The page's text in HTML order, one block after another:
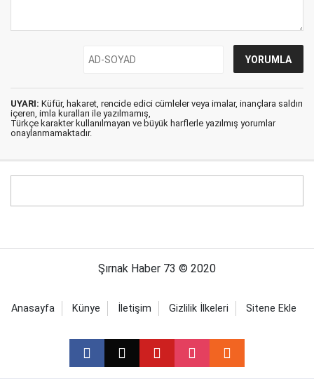
UYARI: Küfür, hakaret, rencide edici cümleler veya imalar, inançlara saldırı
içeren, imla kuralları ile yazılmamış,
Türkçe karakter kullanılmayan ve büyük harflerle yazılmış yorumlar
onaylanmamaktadır.
Şırnak Haber 73 © 2020
Anasayfa Künye İletişim Gizlilik İlkeleri Sitene Ekle